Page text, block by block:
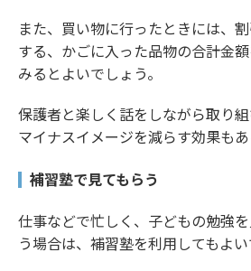
また、買い物に行ったときには、
する、かごに入った品物の合計金
みるとよいでしょう。
保護者と楽しく話をしながら取り
マイナスイメージを減らす効果もあ
補習塾で見てもらう
仕事などで忙しく、子どもの勉強
う場合は、補習塾を利用してもよい